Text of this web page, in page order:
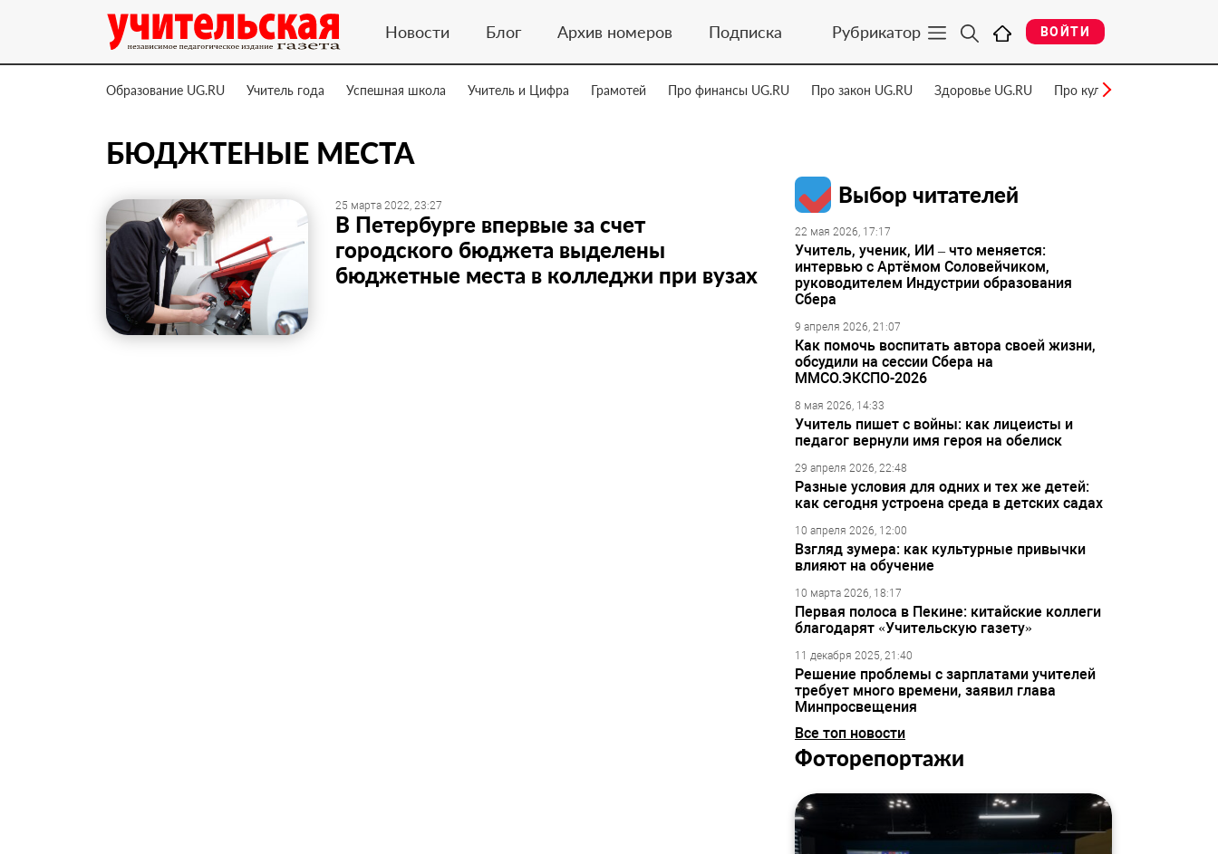
Новости Блог Архив номеров Подписка Рубрикатор ВОЙТИ
Образование UG.RU Учитель года Успешная школа Учитель и Цифра Грамотей Про финансы UG.RU Про закон UG.RU Здоровье UG.RU Про культуру UG.RU
БЮДЖТЕНЫЕ МЕСТА
25 марта 2022, 23:27
В Петербурге впервые за счет
городского бюджета выделены
бюджетные места в колледжи при вузах
Выбор читателей
22 мая 2026, 17:17
Учитель, ученик, ИИ – что меняется:
интервью с Артёмом Соловейчиком,
руководителем Индустрии образования
Сбера
9 апреля 2026, 21:07
Как помочь воспитать автора своей жизни,
обсудили на сессии Сбера на
ММСО.ЭКСПО-2026
8 мая 2026, 14:33
Учитель пишет с войны: как лицеисты и
педагог вернули имя героя на обелиск
29 апреля 2026, 22:48
Разные условия для одних и тех же детей:
как сегодня устроена среда в детских садах
10 апреля 2026, 12:00
Взгляд зумера: как культурные привычки
влияют на обучение
10 марта 2026, 18:17
Первая полоса в Пекине: китайские коллеги
благодарят «Учительскую газету»
11 декабря 2025, 21:40
Решение проблемы с зарплатами учителей
требует много времени, заявил глава
Минпросвещения
Все топ новости
Фоторепортажи